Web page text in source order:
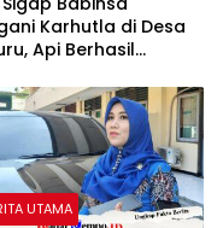
Karhutla di Desa
Api Berhasil
UTAMA